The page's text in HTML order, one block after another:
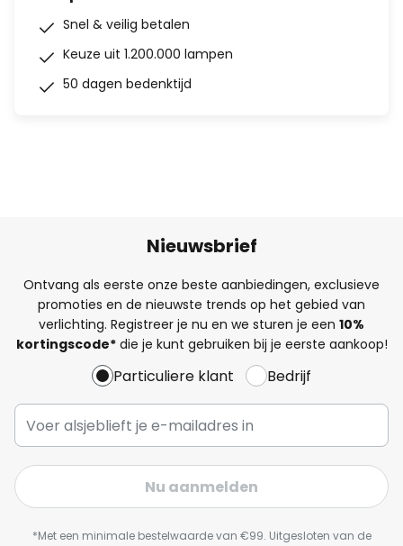
Snel & veilig betalen
Keuze uit 1.200.000 lampen
50 dagen bedenktijd
Nieuwsbrief
Ontvang als eerste onze beste aanbiedingen, exclusieve
promoties en de nieuwste trends op het gebied van
verlichting. Registreer je nu en we sturen je een 10%
kortingscode*die je kunt gebruiken bij je eerste aankoop!
Particuliere klant Bedrijf
Nu aanmelden
*Met een minimale bestelwaarde van €99. Uitgesloten van de